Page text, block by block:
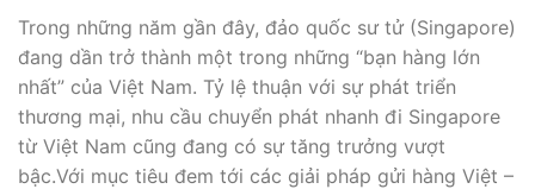
Trong những năm gần đây, đảo quốc sư tử (Singapore)
đang dần trở thành một trong những “bạn hàng lớn
nhất” của Việt Nam. Tỷ lệ thuận với sự phát triển
thương mại, nhu cầu chuyển phát nhanh đi Singapore
từ Việt Nam cũng đang có sự tăng trưởng vượt
bậc.Với mục tiêu đem tới các giải pháp gửi hàng Việt –